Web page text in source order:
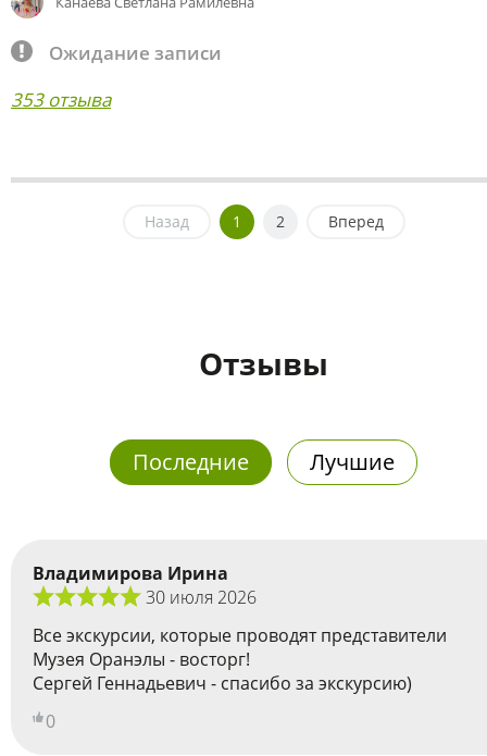
Ожидание записи
353 отзыва
Назад 1 2 Вперед
Отзывы
Последние Лучшие
Владимирова Ирина
30 июля 2026
Все экскурсии, которые проводят представители
Музея Оранэлы - восторг!
Сергей Геннадьевич - спасибо за экскурсию)
0